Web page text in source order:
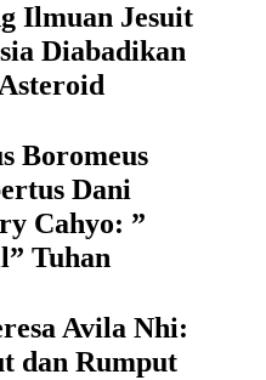
Ilmuan Jesuit
Diabadikan
Boromeus
Dani
Cahyo: ”
Tuhan
Avila Nhi:
dan Rumput